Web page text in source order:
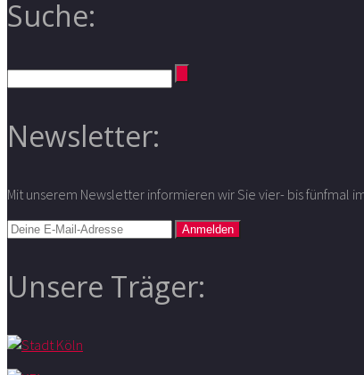
Suche:
Newsletter:
Mit unserem Newsletter informieren wir Sie vier- bis fünfmal
Unsere Träger: